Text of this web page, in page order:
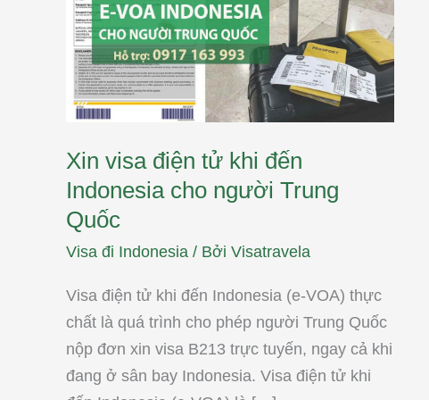
Xin visa điện tử khi đến
Indonesia cho người Trung
Quốc
Visa đi Indonesia / Bởi Visatravela
Visa điện tử khi đến Indonesia (e-VOA) thực
chất là quá trình cho phép người Trung Quốc
nộp đơn xin visa B213 trực tuyến, ngay cả khi
đang ở sân bay Indonesia. Visa điện tử khi
người
Trung
Quốc